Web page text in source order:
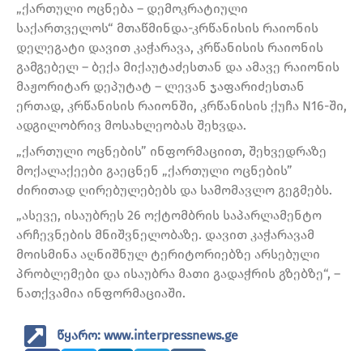
„ქართული ოცნება – დემოკრატიული
საქართველოს“ მთაწმინდა-კრწანისის რაიონის
დელეგატი დავით კაჭარავა, კრწანისის რაიონის
გამგებელ – ბექა მიქაუტაძესთან და ამავე რაიონის
მაჟორიტარ დეპუტატ – ლევან ჯაფარიძესთან
ერთად, კრწანისის რაიონში, კრწანისის ქუჩა N16-ში,
ადგილობრივ მოსახლეობას შეხვდა.
„ქართული ოცნების” ინფორმაციით, შეხვედრაზე
მოქალაქეები გაეცნენ „ქართული ოცნების”
ძირითად ღირებულებებს და სამომავლო გეგმებს.
„ასევე, ისაუბრეს 26 ოქტომბრის საპარლამენტო
არჩევნების მნიშვნელობაზე. დავით კაჭარავამ
მოისმინა აღნიშნულ ტერიტორიებზე არსებული
პრობლემები და ისაუბრა მათი გადაჭრის გზებზე“, –
ნათქვამია ინფორმაციაში.
წყარო: www.interpressnews.ge